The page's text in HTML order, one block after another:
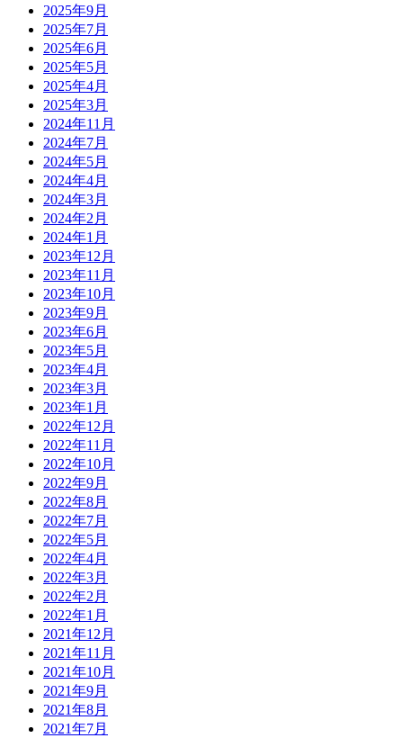
2025年9月
2025年7月
2025年6月
2025年5月
2025年4月
2025年3月
2024年11月
2024年7月
2024年5月
2024年4月
2024年3月
2024年2月
2024年1月
2023年12月
2023年11月
2023年10月
2023年9月
2023年6月
2023年5月
2023年4月
2023年3月
2023年1月
2022年12月
2022年11月
2022年10月
2022年9月
2022年8月
2022年7月
2022年5月
2022年4月
2022年3月
2022年2月
2022年1月
2021年12月
2021年11月
2021年10月
2021年9月
2021年8月
2021年7月